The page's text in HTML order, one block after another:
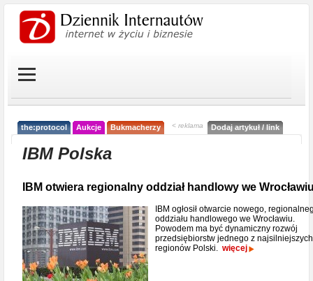
the:protocol Aukcje Bukmacherzy < reklama Dodaj artykuł / link
IBM Polska
IBM otwiera regionalny oddział handlowy we
IBM ogłosił otwarcie nowego,
oddziału handlowego we Wrocławiu.
Powodem ma być dynamiczny rozwój
przedsiębiorstw jednego z najsilniejszych
regionów Polski. więcej